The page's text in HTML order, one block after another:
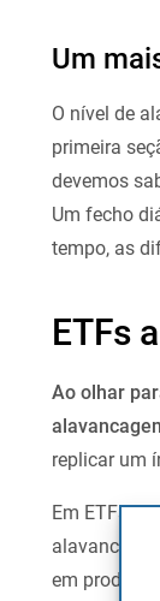
Um
O nível de
primeira
devemos
Um fecho
tempo, as
ETFs
Ao olhar
replicar um
Em ETFs
em